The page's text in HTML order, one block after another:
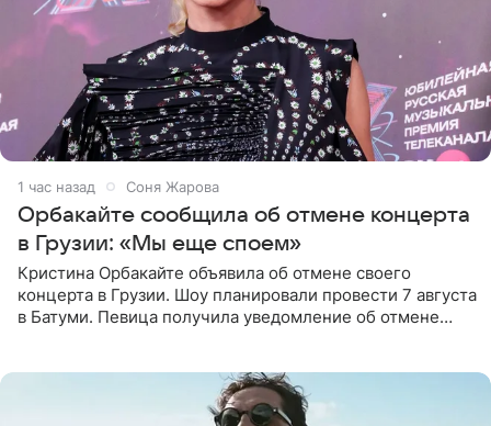
1 час назад Соня Жарова
Орбакайте сообщила об отмене концерта
в Грузии: «Мы еще споем»
Кристина Орбакайте объявила об отмене своего
концерта в Грузии. Шоу планировали провести 7 августа
в Батуми. Певица получила уведомление об отмене